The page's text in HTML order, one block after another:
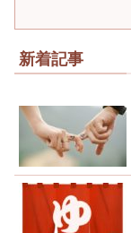
新着記事